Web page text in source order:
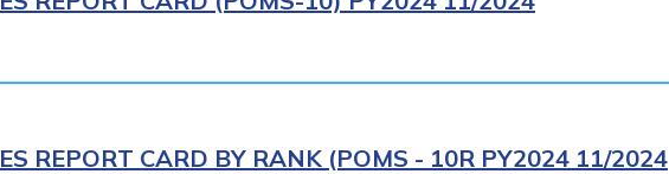
REPORT CARD BY RANK (POMS - 10R PY2024 11/2024